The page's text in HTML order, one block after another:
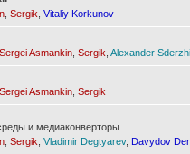
Sergik Vitaliy Korkunov
Sergei Asmankin Sergik Alexander
Sergei Asmankin Sergik
и медиаконверторы
Sergik Vladimir Degtyarev, Davydov